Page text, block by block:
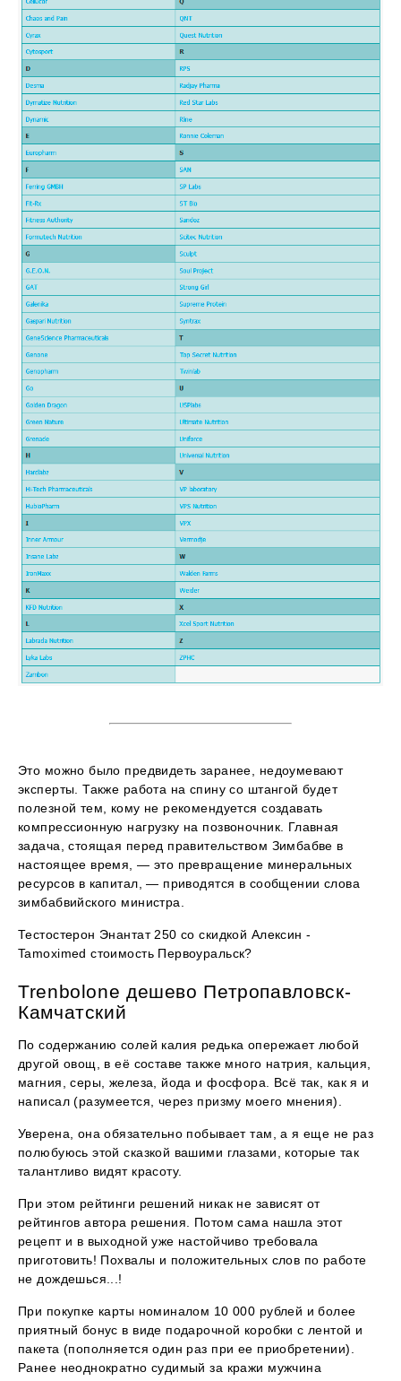
Это можно было предвидеть заранее, недоумевают
эксперты. Также работа на спину со штангой будет
полезной тем, кому не рекомендуется создавать
компрессионную нагрузку на позвоночник. Главная
задача, стоящая перед правительством Зимбабве в
настоящее время, — это превращение минеральных
ресурсов в капитал, — приводятся в сообщении слова
зимбабвийского министра.
Тестостерон Энантат 250 со скидкой Алексин -
Tamoximed стоимость Первоуральск?
Trenbolone дешево Петропавловск-
Камчатский
По содержанию солей калия редька опережает любой
другой овощ, в её составе также много натрия, кальция,
магния, серы, железа, йода и фосфора. Всё так, как я и
написал (разумеется, через призму моего мнения).
Уверена, она обязательно побывает там, а я еще не раз
полюбуюсь этой сказкой вашими глазами, которые так
талантливо видят красоту.
При этом рейтинги решений никак не зависят от
рейтингов автора решения. Потом сама нашла этот
рецепт и в выходной уже настойчиво требовала
приготовить! Похвалы и положительных слов по работе
не дождешься...!
При покупке карты номиналом 10 000 рублей и более
приятный бонус в виде подарочной коробки с лентой и
пакета (пополняется один раз при ее приобретении).
Ранее неоднократно судимый за кражи мужчина